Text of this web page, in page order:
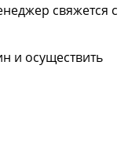
свяжется с
и осуществить